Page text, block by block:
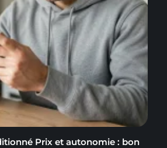
Prix et autonomie : bon